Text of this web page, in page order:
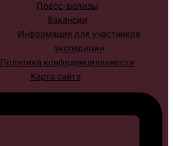
Пресс-релизы
Вакансии
Информация для участников
экспедиции
Политика конфиденциальности
Карта сайта